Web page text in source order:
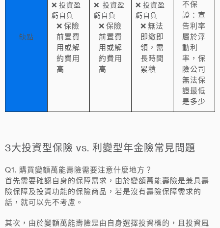
缺點
❌ 投資盈
虧自負
❌ 保險
前置費
用或解
約費用
高
❌ 投資盈
虧自負
❌ 保險
前置費
用或解
約費用
高
❌ 投資盈
虧自負
❌ 無法
即繳即
領，需
長時間
累積
不保
證：宣
告利率
屬於浮
動利
率，保
險公司
無法保
證最低
是多少
3大投資型保險 vs. 利變型年金險常見問題
Q1. 購買變額萬能壽險需要注意什麼地方？
首先需要確認自身的保障需求，由於變額萬能壽險是兼具壽
險保障及投資功能的保險商品，若是沒有壽險保障需求的
話，就可以先不考慮。
其次，由於變額萬能壽險是由自身選擇投資標的，且投資風